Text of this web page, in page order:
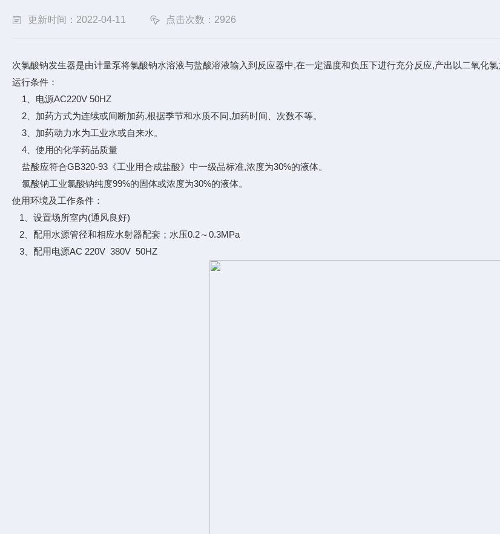
更新时间：2022-04-11 点击次数：2926
次氯酸钠发生器是由计量泵将氯酸钠水溶液与盐酸溶液输入到反应器中,在一定温度和负压下进行充分反应,产出以二氧化
运行条件：
1、电源AC220V 50HZ
2、加药方式为连续或间断加药,根据季节和水质不同,加药时间、次数不等。
3、加药动力水为工业水或自来水。
4、使用的化学药品质量
盐酸应符合GB320-93《工业用合成盐酸》中一级品标准,浓度为30%的液体。
氯酸钠工业氯酸钠纯度99%的固体或浓度为30%的液体。
使用环境及工作条件：
1、设置场所室内(通风良好)
2、配用水源管径和相应水射器配套；水压0.2～0.3MPa
3、配用电源AC 220V 380V 50HZ